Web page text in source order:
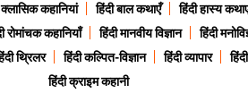
क्लासिक कहानियां हिंदी बाल कथाएँ हिंदी हास्य
रोमांचक कहानियाँ हिंदी मानवीय विज्ञान हिंदी
थ्रिलर हिंदी कल्पित-विज्ञान हिंदी व्यापार
हिंदी क्राइम कहानी